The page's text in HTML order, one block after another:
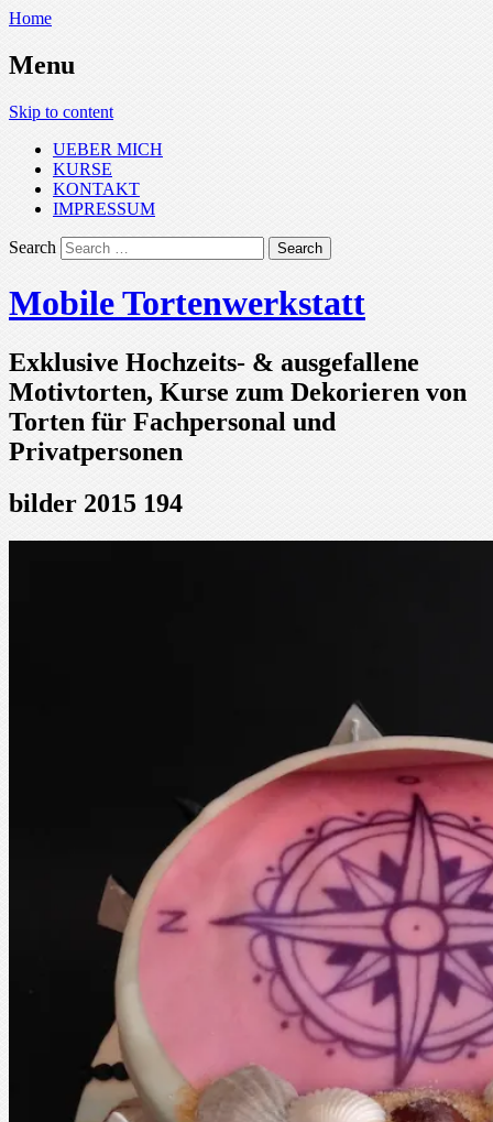
Home
Menu
Skip to content
UEBER MICH
KURSE
KONTAKT
IMPRESSUM
Search
Mobile Tortenwerkstatt
Exklusive Hochzeits- & ausgefallene
Motivtorten, Kurse zum Dekorieren von
Torten für Fachpersonal und
Privatpersonen
bilder 2015 194